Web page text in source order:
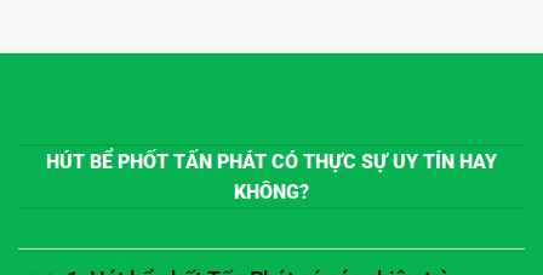
HÚT BỂ PHỐT TẤN PHÁT CÓ THỰC SỰ UY TÍN HAY
KHÔNG?